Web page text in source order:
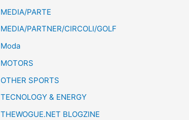
MEDIA/PARTE
MEDIA/PARTNER/CIRCOLI/GOLF
Moda
MOTORS
OTHER SPORTS
TECNOLOGY & ENERGY
THEWOGUE.NET BLOGZINE